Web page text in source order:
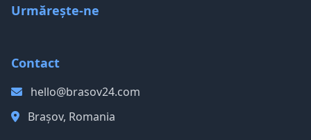
Urmărește-ne
Contact
hello@brasov24.com
Brașov, Romania